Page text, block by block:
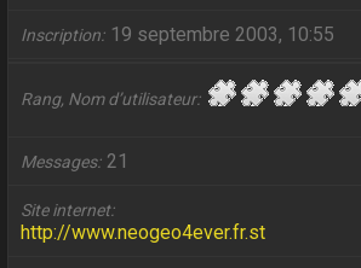
Inscription 19 septembre 2003, 10:55
Rang, Nom d’utilisateur
Messages 21
Site internet
http://www.neogeo4ever.fr.st